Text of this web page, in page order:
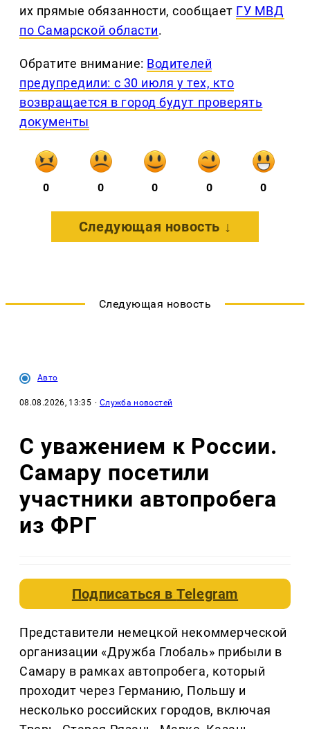
их прямые обязанности, сообщает ГУ МВД
по Самарской области.
Обратите внимание: Водителей
предупредили: с 30 июля у тех, кто
возвращается в город будут проверять
документы
0 0 0 0 0
Следующая новость ↓
Следующая новость
Авто
08.08.2026, 13:35 · Служба новостей
С уважением к России.
Самару посетили
участники автопробега
из ФРГ
Подписаться вTelegram
Представители немецкой некоммерческой
организации «Дружба Глобаль» прибыли в
Самару в рамках автопробега, который
проходит через Германию, Польшу и
несколько российских городов, включая